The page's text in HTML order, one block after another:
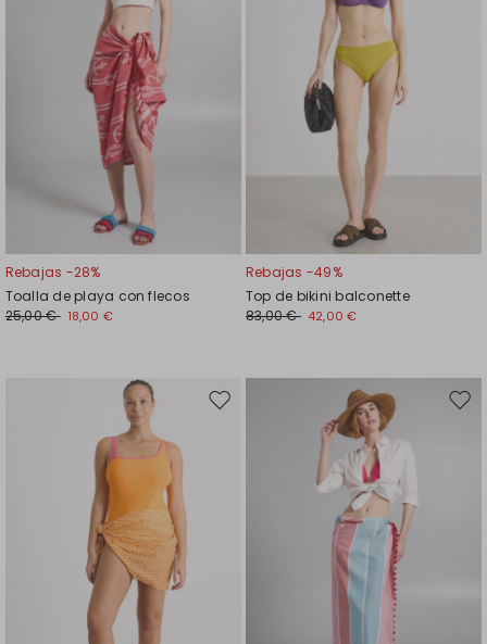
Rebajas -28%
Toalla de playa con flecos
25,00 € 18,00 €
Rebajas -49%
Top de bikini balconette
83,00 € 42,00 €
Mover